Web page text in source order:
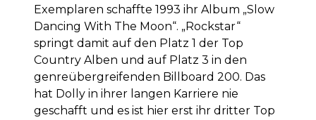
Exemplaren schaffte 1993 ihr Album „Slow
Dancing With The Moon“. „Rockstar“
springt damit auf den Platz 1 der Top
Country Alben und auf Platz 3 in den
genreübergreifenden Billboard 200. Das
hat Dolly in ihrer langen Karriere nie
geschafft und es ist hier erst ihr dritter Top